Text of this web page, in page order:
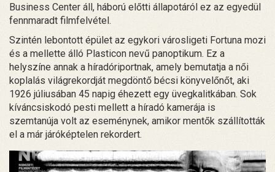
Business Center áll, háború előtti állapotáról ez az egyedül
fennmaradt filmfelvétel.
Szintén lebontott épület az egykori városligeti Fortuna mozi
és a mellette álló Plasticon nevű panoptikum. Ez a
helyszíne annak a híradóriportnak, amely bemutatja a női
koplalás világrekordját megdöntő bécsi könyvelőnőt, aki
1926 júliusában 45 napig éhezett egy üvegkalitkában. Sok
kíváncsiskodó pesti mellett a híradó kamerája is
szemtanúja volt az eseménynek, amikor mentők szállították
el a már járóképtelen rekordert.